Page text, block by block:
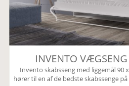
INVENTO
Invento skabsseng med liggemål 90
hører til en af de bedste skabssenge